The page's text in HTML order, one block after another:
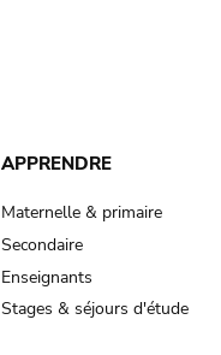
APPRENDRE
Maternelle & primaire
Secondaire
Enseignants
Stages & séjours d'étude